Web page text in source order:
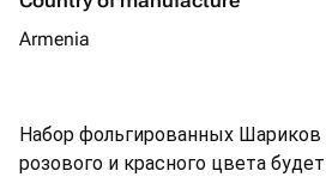
Armenia
Набор фольгированных
розового и красного цвета